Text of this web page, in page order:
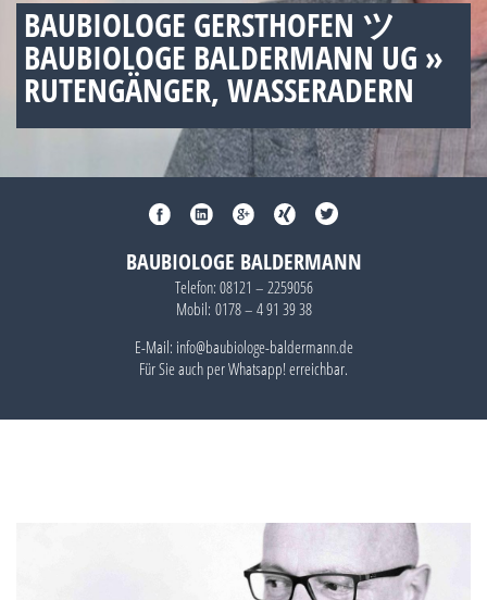
BAUBIOLOGE GERSTHOFEN ツ
BAUBIOLOGE BALDERMANN UG »
RUTENGÄNGER, WASSERADERN
BAUBIOLOGE BALDERMANN
Telefon: 08121 – 2259056
Mobil: 0178 – 4 91 39 38
E-Mail: info@baubiologe-baldermann.de
Für Sie auch perWhatsapp!erreichbar.